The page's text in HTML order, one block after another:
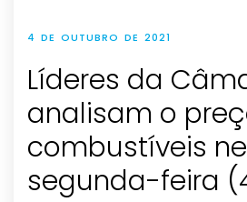
4 DE OUTUBRO DE 2021
Líderes da
analisam o
combustíveis
segunda-feira